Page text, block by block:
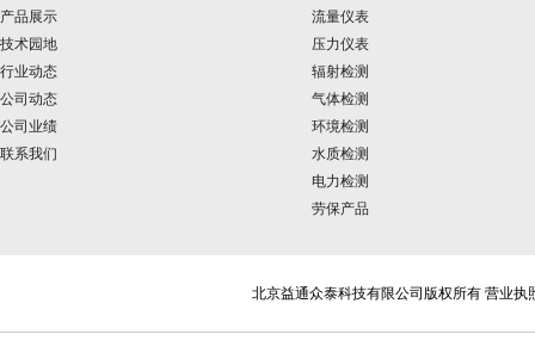
产品展示
技术园地
行业动态
公司动态
公司业绩
联系我们
流量仪表
压力仪表
辐射检测
气体检测
环境检测
水质检测
电力检测
劳保产品
北京益通众泰科技有限公司版权所有 营业执